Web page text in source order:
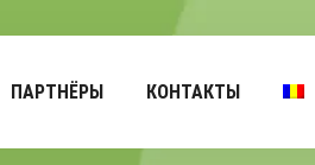
ПАРТНЁРЫ КОНТАКТЫ